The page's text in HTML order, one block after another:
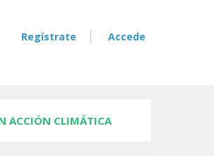
Regístrate Accede
ACCIÓN CLIMÁTICA